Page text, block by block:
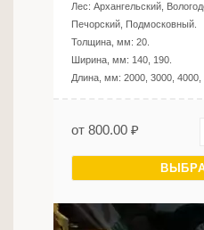
Лес: Архангельский,
Печорский, Подмосковный
Толщина, мм: 20
Ширина, мм: 140, 190
Длина, мм: 2000, 3000, 4000,
от 800.00 ₽